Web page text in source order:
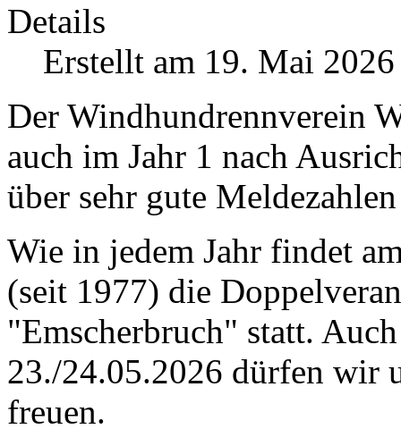
Details
Erstellt am 19. Mai 2026
Der Windhundrennverein
auch im Jahr 1 nach
über sehr gute
Wie in jedem Jahr findet
(seit 1977) die
"Emscherbruch" statt.
23./24.05.2026 dürfen wir
freuen.